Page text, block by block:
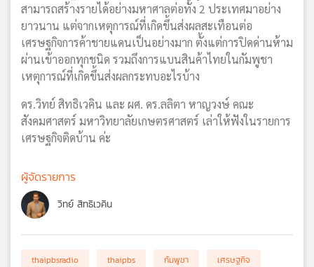
สามารถสร้างรายได้อย่างมหาศาลต่อทั้ง 2 ประเทศมาอย่าง
ยาวนาน แต่จากเหตุการณ์ที่เกิดขึ้นส่งผลสะเทือนต่อ
เศรษฐกิจการค้าชายแดนเป็นอย่างมาก ตั้งแต่การปิดด่านห้าม
ผ่านเข้าออกทุกชนิด รวมถึงการแบนสินค้าไทยในกัมพูชา
เหตุการณ์ที่เกิดขึ้นส่งผลกระทบอะไรบ้าง
ดร.วิทย์ สิทธิเวคิน และ ผศ. ดร.ลลิตา หาญวงษ์ คณะ
สังคมศาสตร์ มหาวิทยาลัยเกษตรศาสตร์ เล่าให้ฟังในรายการ
เศรษฐกิจติดบ้าน ค่ะ
ผู้จัดรายการ
วิทย์ สิทธิเวคิน
thaipbsradio thaipbs กัมพูชา
เศรษฐกิจ